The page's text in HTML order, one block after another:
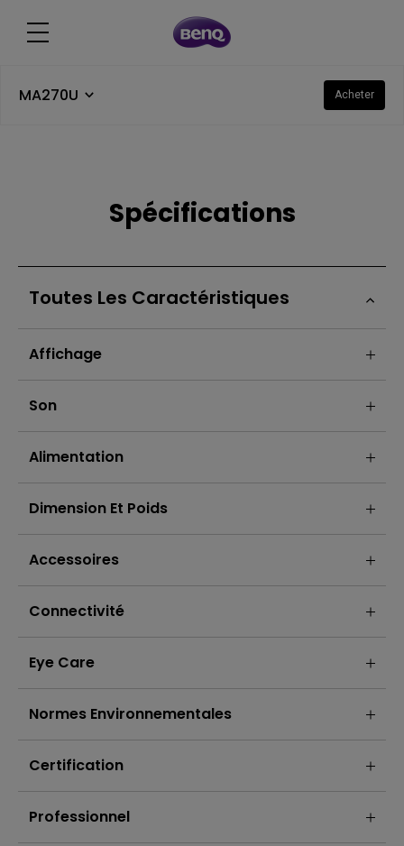
MA270U Acheter
Spécifications
Toutes Les Caractéristiques
Affichage
Son
Alimentation
Dimension Et Poids
Accessoires
Connectivité
Eye Care
Normes Environnementales
Certification
Professionnel